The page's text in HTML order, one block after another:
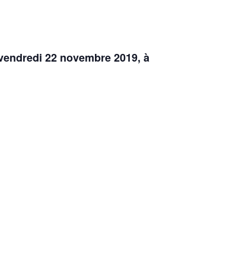
22 novembre 2019, à